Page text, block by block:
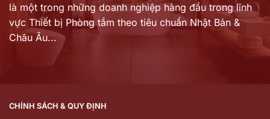
là một trong những doanh nghiệp hàng đầu trong lĩnh
vực Thiết bị Phòng tắm theo tiêu chuẩn Nhật Bản &
Châu Âu...
CHÍNH SÁCH & QUY ĐỊNH